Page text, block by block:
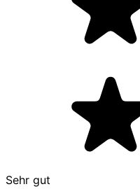
Sehr gut